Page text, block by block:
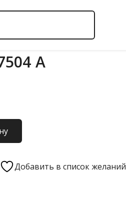
А
Добавить в список желаний